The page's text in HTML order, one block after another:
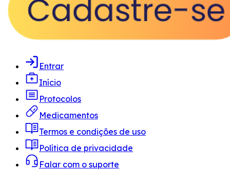
Entrar
Início
Protocolos
Medicamentos
Termos e condições de uso
Política de privacidade
Falar com o suporte